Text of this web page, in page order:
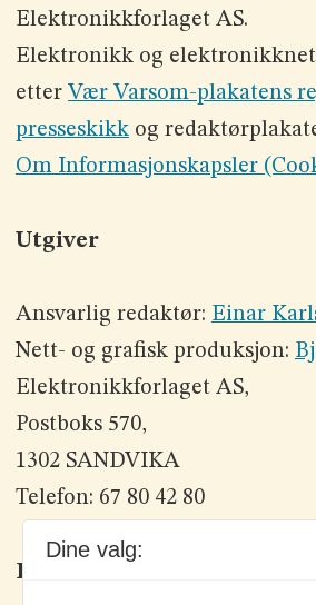
Elektronikkforlaget AS.
Elektronikk og
etter Vær Varsom-plakatens
presseskikkog
Om Informasjonskapsler
Utgiver
Ansvarlig redaktør: Einar
Nett- og grafisk produksjon:
Elektronikkforlaget AS,
Postboks 570,
1302 SANDVIKA
Telefon: 67 80 42 80
Kontakt oss
Dine valg: